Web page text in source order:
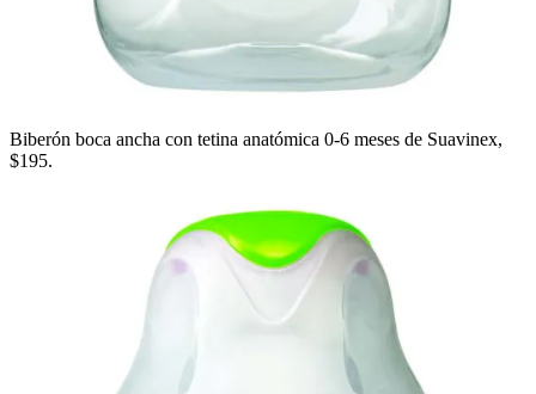
Biberón boca ancha con tetina anatómica 0-6 meses de Suavinex,
$195.